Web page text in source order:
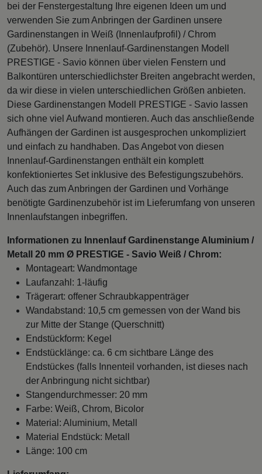
bei der Fenstergestaltung Ihre eigenen Ideen um und
verwenden Sie zum Anbringen der Gardinen unsere
Gardinenstangen in Weiß (Innenlaufprofil) / Chrom
(Zubehör). Unsere Innenlauf-Gardinenstangen Modell
PRESTIGE - Savio können über vielen Fenstern und
Balkontüren unterschiedlichster Breiten angebracht werden,
da wir diese in vielen unterschiedlichen Größen anbieten.
Diese Gardinenstangen Modell PRESTIGE - Savio lassen
sich ohne viel Aufwand montieren. Auch das anschließende
Aufhängen der Gardinen ist ausgesprochen unkompliziert
und einfach zu handhaben. Das Angebot von diesen
Innenlauf-Gardinenstangen enthält ein komplett
konfektioniertes Set inklusive des Befestigungszubehörs.
Auch das zum Anbringen der Gardinen und Vorhänge
benötigte Gardinenzubehör ist im Lieferumfang von unseren
Innenlaufstangen inbegriffen.
Informationen zu Innenlauf Gardinenstange Aluminium /
Metall 20 mm Ø PRESTIGE - Savio Weiß / Chrom:
Montageart: Wandmontage
Laufanzahl: 1-läufig
Trägerart: offener Schraubkappenträger
Wandabstand: 10,5 cm gemessen von der Wand bis
zur Mitte der Stange (Querschnitt)
Endstückform: Kegel
Endstücklänge: ca. 6 cm sichtbare Länge des
Endstückes (falls Innenteil vorhanden, ist dieses nach
der Anbringung nicht sichtbar)
Stangendurchmesser: 20 mm
Farbe: Weiß, Chrom, Bicolor
Material: Aluminium, Metall
Material Endstück: Metall
Länge: 100 cm